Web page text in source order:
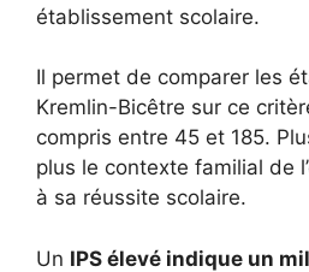
établissement scolaire.
Il permet de comparer les
Kremlin-Bicêtre sur ce
compris entre 45 et 185.
plus le contexte familial de
à sa réussite scolaire.
Un IPS élevé indique un